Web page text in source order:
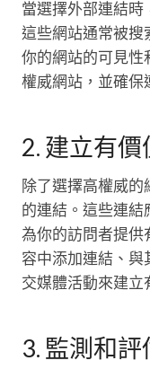
當選擇外部連結時
這些網站通常被搜
你的網站的可見性
權威網站，並確保
2. 建立有
除了選擇高權威
的連結。這些連結
為你的訪問者提供
容中添加連結、與
交媒體活動來建立
3. 監測和